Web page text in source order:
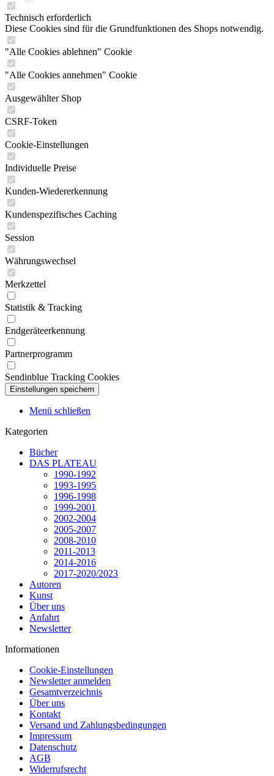
Technisch erforderlich
Diese Cookies sind für die Grundfunktionen des Shops notwendig.
"Alle Cookies ablehnen" Cookie
"Alle Cookies annehmen" Cookie
Ausgewählter Shop
CSRF-Token
Cookie-Einstellungen
Individuelle Preise
Kunden-Wiedererkennung
Kundenspezifisches Caching
Session
Währungswechsel
Merkzettel
Statistik & Tracking
Endgeräteerkennung
Partnerprogramm
Sendinblue Tracking Cookies
Menü schließen
Kategorien
Bücher
DAS PLATEAU
1990-1992
1993-1995
1996-1998
1999-2001
2002-2004
2005-2007
2008-2010
2011-2013
2014-2016
2017-2020/2023
Autoren
Kunst
Über uns
Anfahrt
Newsletter
Informationen
Cookie-Einstellungen
Newsletter anmelden
Gesamtverzeichnis
Über uns
Kontakt
Versand und Zahlungsbedingungen
Impressum
Datenschutz
AGB
Widerrufsrecht